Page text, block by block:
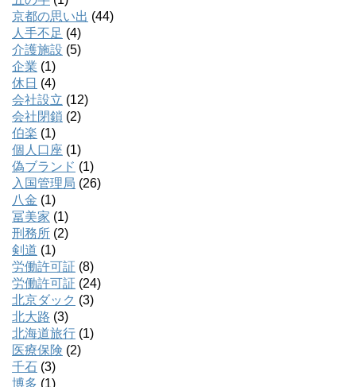
京都の思い出 (44)
人手不足 (4)
介護施設 (5)
企業 (1)
休日 (4)
会社設立 (12)
会社閉鎖 (2)
伯楽 (1)
個人口座 (1)
偽ブランド (1)
入国管理局 (26)
八金 (1)
冨美家 (1)
刑務所 (2)
剣道 (1)
労働許可証 (8)
労働許可証 (24)
北京ダック (3)
北大路 (3)
北海道旅行 (1)
医療保険 (2)
千石 (3)
博多 (1)